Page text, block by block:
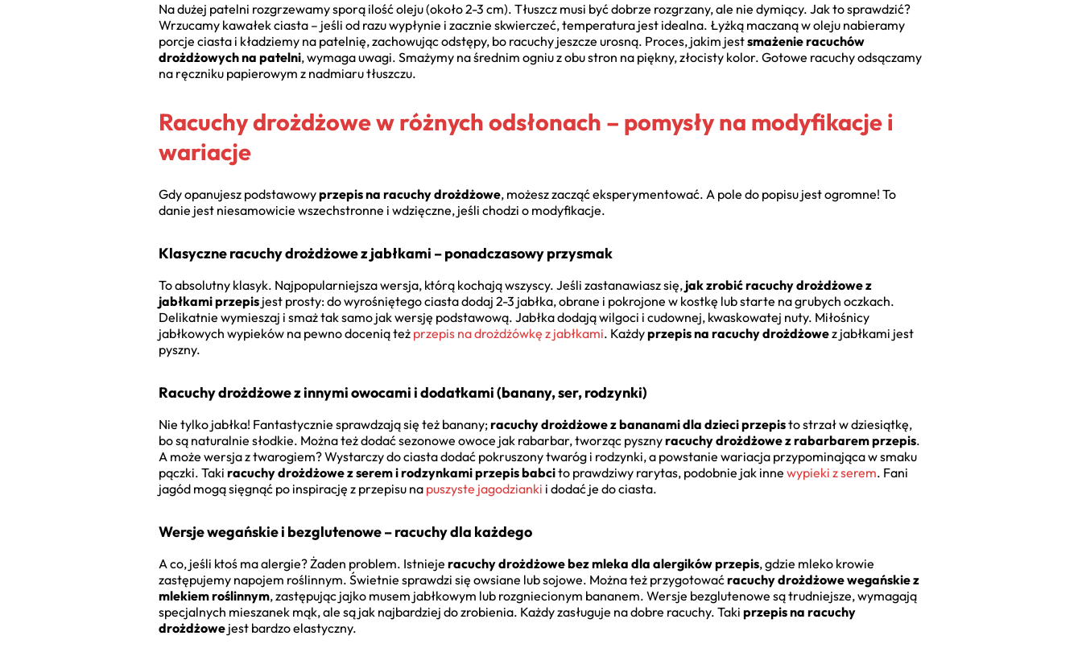
Na dużej patelni rozgrzewamy sporą ilość oleju (około 2-3 cm). Tłuszcz musi być dobrze rozgrzany, ale nie dymiący. Jak to sprawdzić?
Wrzucamy kawałek ciasta – jeśli od razu wypłynie i zacznie skwierczeć, temperatura jest idealna. Łyżką maczaną w oleju nabieramy
porcje ciasta i kładziemy na patelnię, zachowując odstępy, bo racuchy jeszcze urosną. Proces, jakim jestsmażenie racuchów
drożdżowych na patelni, wymaga uwagi. Smażymy na średnim ogniu z obu stron na piękny, złocisty kolor. Gotowe racuchy odsączamy
na ręczniku papierowym z nadmiaru tłuszczu.
Racuchy drożdżowe w różnych odsłonach – pomysły na modyfikacje i
wariacje
Gdy opanujesz podstawowyprzepis na racuchy drożdżowe, możesz zacząć eksperymentować. A pole do popisu jest ogromne! To
danie jest niesamowicie wszechstronne i wdzięczne, jeśli chodzi o modyfikacje.
Klasyczne racuchy drożdżowe z jabłkami – ponadczasowy przysmak
To absolutny klasyk. Najpopularniejsza wersja, którą kochają wszyscy. Jeśli zastanawiasz się, jak zrobić racuchy drożdżowe z
jabłkami przepis jest prosty: do wyrośniętego ciasta dodaj 2-3 jabłka, obrane i pokrojone w kostkę lub starte na grubych oczkach.
Delikatnie wymieszaj i smaż tak samo jak wersję podstawową. Jabłka dodają wilgoci i cudownej, kwaskowatej nuty. Miłośnicy
jabłkowych wypieków na pewno docenią też przepis na drożdżówkę z jabłkami. Każdyprzepis na racuchy drożdżowez jabłkami jest
pyszny.
Racuchy drożdżowe z innymi owocami i dodatkami (banany, ser, rodzynki)
Nie tylko jabłka! Fantastycznie sprawdzają się też banany;racuchy drożdżowe z bananami dla dzieci przepisto strzał w dziesiątkę,
bo są naturalnie słodkie. Można też dodać sezonowe owoce jak rabarbar, tworząc pysznyracuchy drożdżowe z rabarbarem przepis.
A może wersja z twarogiem? Wystarczy do ciasta dodać pokruszony twaróg i rodzynki, a powstanie wariacja przypominająca w smaku
pączki. Taki racuchy drożdżowe z serem i rodzynkami przepis babcito prawdziwy rarytas, podobnie jak inne wypieki z serem. Fani
jagód mogą sięgnąć po inspirację z przepisu na puszyste jagodzianki i dodać je do ciasta.
Wersje wegańskie i bezglutenowe – racuchy dla każdego
A co, jeśli ktoś ma alergie? Żaden problem. Istnieje racuchy drożdżowe bez mleka dla alergików przepis, gdzie mleko krowie
zastępujemy napojem roślinnym. Świetnie sprawdzi się owsiane lub sojowe. Można też przygotowaćracuchy drożdżowe wegańskie z
mlekiem roślinnym, zastępując jajko musem jabłkowym lub rozgniecionym bananem. Wersje bezglutenowe są trudniejsze, wymagają
specjalnych mieszanek mąk, ale są jak najbardziej do zrobienia. Każdy zasługuje na dobre racuchy. Taki przepis na racuchy
drożdżowe jest bardzo elastyczny.